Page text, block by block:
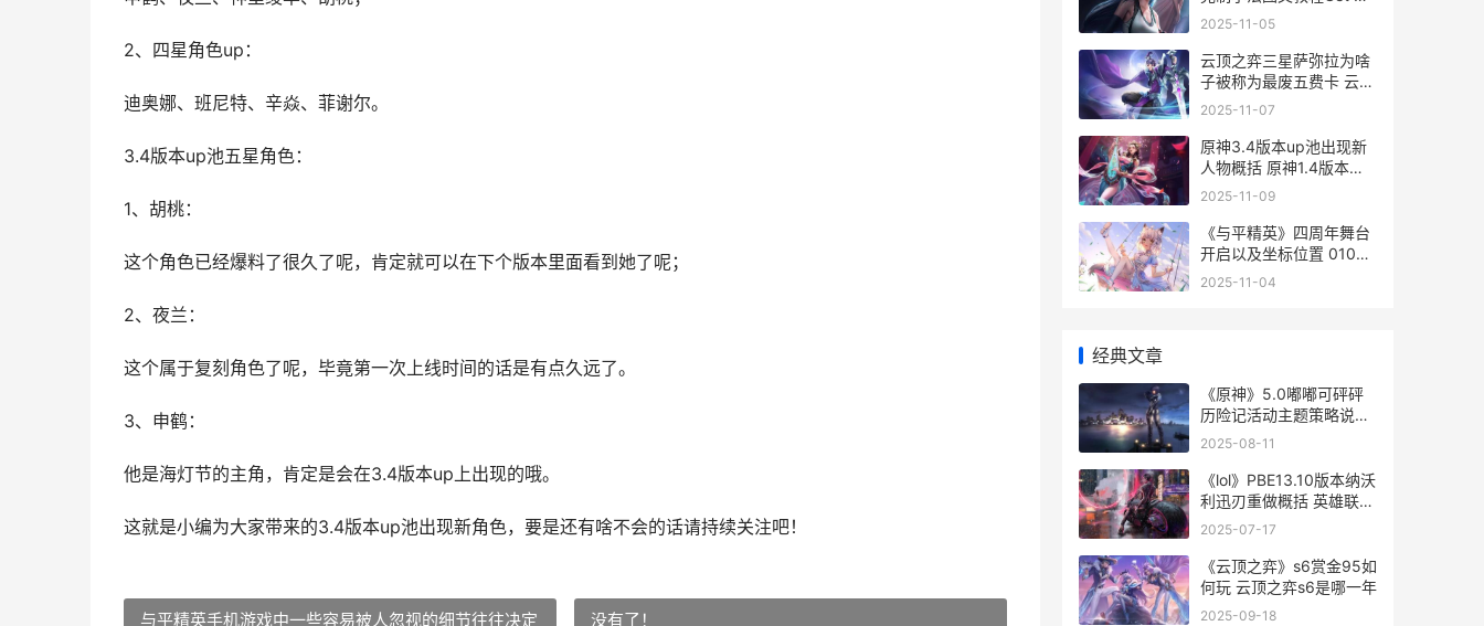
2、四星角色up：
迪奥娜、班尼特、辛焱、菲谢尔。
3.4版本up池五星角色：
1、胡桃：
这个角色已经爆料了很久了呢，肯定就可以在下个版本里面看到她了呢；
2、夜兰：
这个属于复刻角色了呢，毕竟第一次上线时间的话是有点久远了。
3、申鹤：
他是海灯节的主角，肯定是会在3.4版本up上出现的哦。
这就是小编为大家带来的3.4版本up池出现新角色，要是还有啥不会的话请持续关注吧！
与平精英手机游戏中一些容易被人忽视的细节往往决定 没有了！
服如何克制小法
2025-11-05
云顶之弈三星萨弥拉为啥
子被称为最废五费卡 云顶
之弈三星莎弥拉
2025-11-07
原神3.4版本up池出现新
人物概括 原神1.4版本第
三个up池
2025-11-09
《与平精英》四周年舞台
开启以及坐标位置 0104
和平精英
2025-11-04
经典文章
《原神》5.0嘟嘟可砰砰
历险记活动主题策略说明
原神嘟嘟!大冒险
2025-08-11
《lol》PBE13.10版本纳沃
利迅刃重做概括 英雄联盟
pbe更新公告
2025-07-17
《云顶之弈》s6赏金95如
何玩 云顶之弈s6是哪一年
2025-09-18